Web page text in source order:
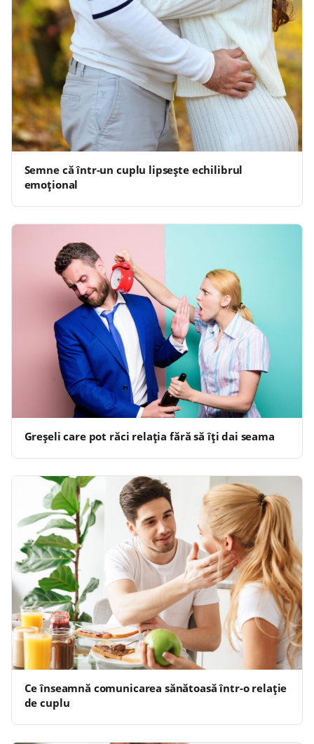
Semne că într-un cuplu lipsește echilibrul
emoțional
Greșeli care pot răci relația fără să îți dai seama
Ce înseamnă comunicarea sănătoasă într-o relație
de cuplu